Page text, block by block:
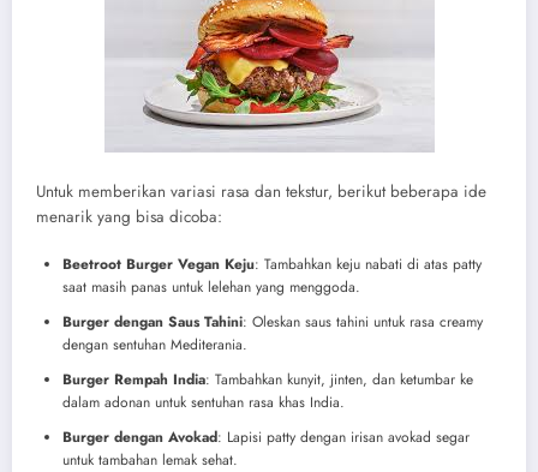
Untuk memberikan variasi rasa dan tekstur, berikut beberapa ide
menarik yang bisa dicoba:
Beetroot Burger Vegan Keju: Tambahkan keju nabati di atas patty
saat masih panas untuk lelehan yang menggoda.
Burger dengan Saus Tahini: Oleskan saus tahini untuk rasa creamy
dengan sentuhan Mediterania.
Burger Rempah India: Tambahkan kunyit, jinten, dan ketumbar ke
dalam adonan untuk sentuhan rasa khas India.
Burger dengan Avokad: Lapisi patty dengan irisan avokad segar
untuk tambahan lemak sehat.